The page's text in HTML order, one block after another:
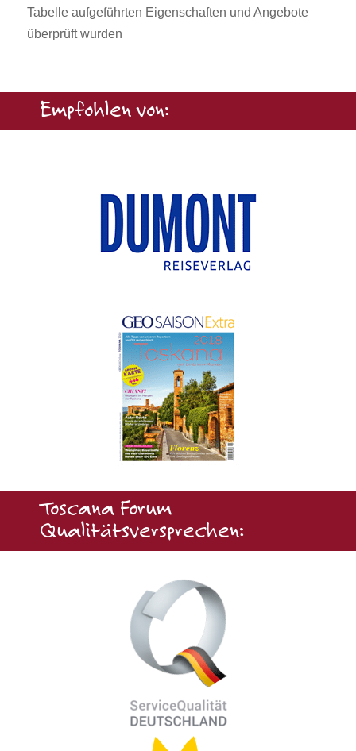
Tabelle aufgeführten Eigenschaften und Angebote
überprüft wurden
Empfohlen von:
Toscana Forum
Qualitätsversprechen: